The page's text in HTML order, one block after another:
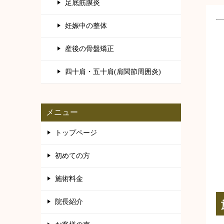
足底筋膜炎
妊娠中の整体
産後の骨盤矯正
四十肩・五十肩(肩関節周囲炎)
メニュー
トップページ
初めての方
施術料金
院長紹介